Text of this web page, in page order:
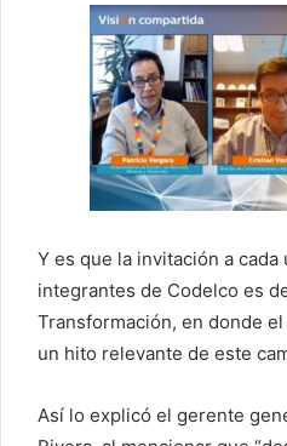
Y es que la invitación a cada
integrantes de Codelco es
Transformación, en donde
un hito relevante de este
Así lo explicó el gerente